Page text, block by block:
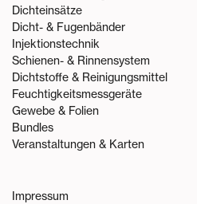
Dichteinsätze
Dicht- & Fugenbänder
Injektionstechnik
Schienen- & Rinnensystem
Dichtstoffe & Reinigungsmittel
Feuchtigkeitsmessgeräte
Gewebe & Folien
Bundles
Veranstaltungen & Karten
Impressum